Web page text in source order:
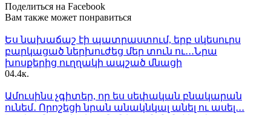
Поделиться на Facebook
Вам также может понравиться
Ես նախաճաշ էի պատրաստում, երբ սկեսուրս
բարկացած ներխուժեց մեր տուն ու․․․Նրա
խոսքերից ուղղակի ապշած մնացի
04.4к.
Ամուսինս չգիտեր, որ ես սեփական բնակարան
ունեմ․ Որոշեցի նրան անակնկալ անել ու ասել․․․